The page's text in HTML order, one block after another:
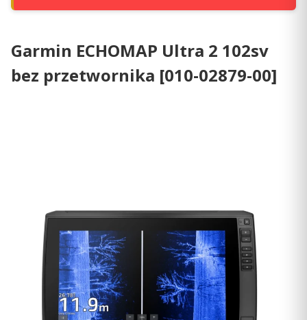
Garmin ECHOMAP Ultra 2 102sv
bez przetwornika [010-02879-00]